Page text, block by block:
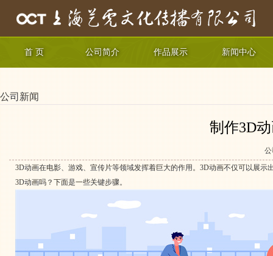
首 页 公司简介 作品展示 新闻中心
公司新闻
制作3D
公
3D动画在电影、游戏、宣传片等领域发挥着巨大的作用。3D动画不仅可以展
3D动画吗？下面是一些关键步骤。